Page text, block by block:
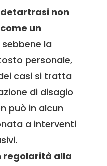
non
un
sebbene la
personale,
casi si tratta
di disagio
può in alcun
a interventi
regolarità alla